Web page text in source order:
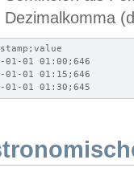
Dezimalkomma
01-01 01:00;646
01-01 01:15;646
01-01 01:30;645